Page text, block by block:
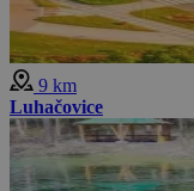
9 km
Luhačovice